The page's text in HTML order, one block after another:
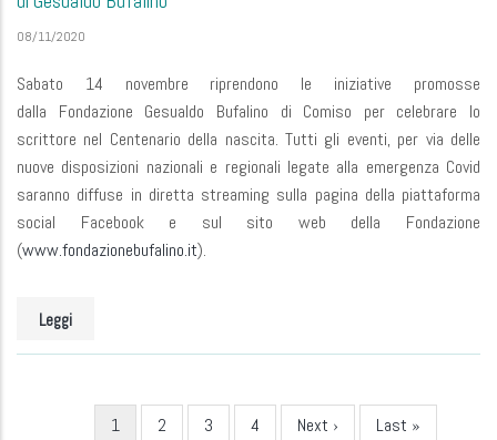
08/11/2020
Sabato 14 novembre riprendono le iniziative promosse
dalla Fondazione Gesualdo Bufalino di Comiso per celebrare lo
scrittore nel Centenario della nascita. Tutti gli eventi, per via delle
nuove disposizioni nazionali e regionali legate alla emergenza Covid
saranno diffuse in diretta streaming sulla pagina della piattaforma
social Facebook e sul sito web della Fondazione
(www.fondazionebufalino.it).
Leggi
Current
1 Page
2 Page
3 Page
4
Next
Next ›
Last
Last »